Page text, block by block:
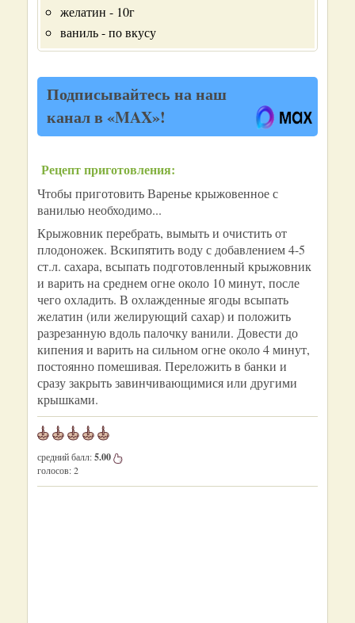
желатин - 10г
ваниль - по вкусу
Подписывайтесь на наш
канал в «MAX»!
Рецепт приготовления:
Чтобы приготовить Варенье крыжовенное с
ванилью необходимо...
Крыжовник перебрать, вымыть и очистить от
плодоножек. Вскипятить воду с добавлением 4-5
ст.л. сахара, всыпать подготовленный крыжовник
и варить на среднем огне около 10 минут, после
чего охладить. В охлажденные ягоды всыпать
желатин (или желирующий сахар) и положить
разрезанную вдоль палочку ванили. Довести до
кипения и варить на сильном огне около 4 минут,
постоянно помешивая. Переложить в банки и
сразу закрыть завинчивающимися или другими
крышками.
средний балл:5.00
голосов:2